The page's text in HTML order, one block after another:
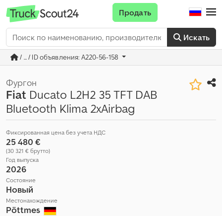
Искать
Продать
/ ... / ID объявления: A220-56-158
Фургон
Fiat Ducato L2H2 35 TFT DAB
Bluetooth Klima 2xAirbag
Фиксированная цена без учета НДС
25 480 €
(30 321 € брутто)
Год выпуска
2026
Состояние
Новый
Местонахождение
Pöttmes